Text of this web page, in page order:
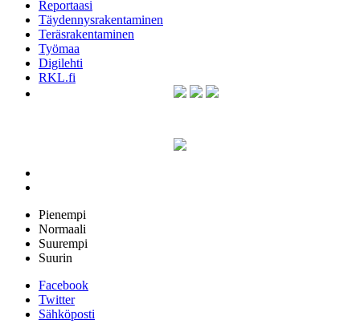
Reportaasi
Täydennysrakentaminen
Teräsrakentaminen
Työmaa
Digilehti
RKL.fi
Pienempi
Normaali
Suurempi
Suurin
Facebook
Twitter
Sähköposti